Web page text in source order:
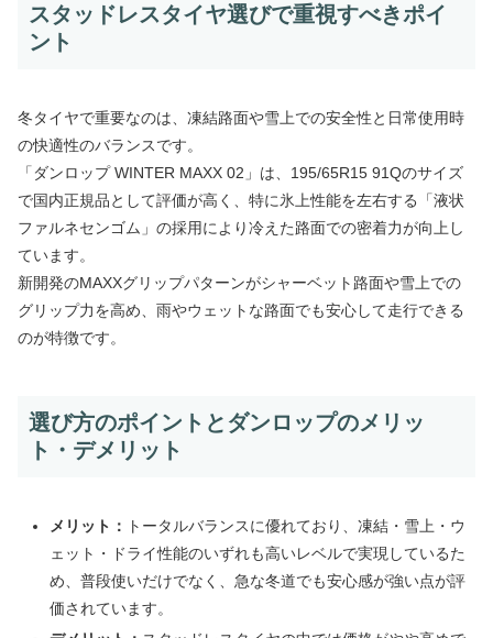
スタッドレスタイヤ選びで重視すべきポイ
ント
冬タイヤで重要なのは、凍結路面や雪上での安全性と日常使用時
の快適性のバランスです。
「ダンロップ WINTER MAXX 02」は、195/65R15 91Qのサイズ
で国内正規品として評価が高く、特に氷上性能を左右する「液状
ファルネセンゴム」の採用により冷えた路面での密着力が向上し
ています。
新開発のMAXXグリップパターンがシャーベット路面や雪上での
グリップ力を高め、雨やウェットな路面でも安心して走行できる
のが特徴です。
選び方のポイントとダンロップのメリッ
ト・デメリット
メリット：
トータルバランスに優れており、凍結・雪上・ウ
ェット・ドライ性能のいずれも高いレベルで実現しているた
め、普段使いだけでなく、急な冬道でも安心感が強い点が評
価されています。